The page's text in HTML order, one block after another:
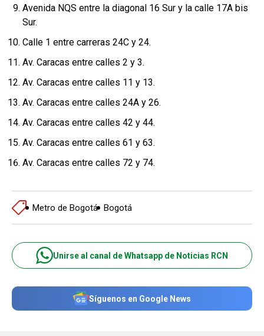
Avenida NQS entre la diagonal 16 Sur y la calle 17A bis
Sur.
Calle 1 entre carreras 24C y 24.
Av. Caracas entre calles 2 y 3.
Av. Caracas entre calles 11 y 13.
Av. Caracas entre calles 24A y 26.
Av. Caracas entre calles 42 y 44.
Av. Caracas entre calles 61 y 63.
Av. Caracas entre calles 72 y 74.
Metro de Bogotá Bogotá
Unirse al canal de Whatsapp de Noticias RCN
Síguenos en Google News